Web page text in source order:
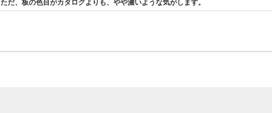
ただ、板の色目がカタログよりも、やや濃いような気がします。